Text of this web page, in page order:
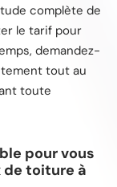
complète de
le tarif pour
demandez-
tout au
toute
pour vous
de toiture à